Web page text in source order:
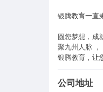
银腾教育一直
圆您梦想，成
聚九州人脉 ，
银腾教育，让
公司地址